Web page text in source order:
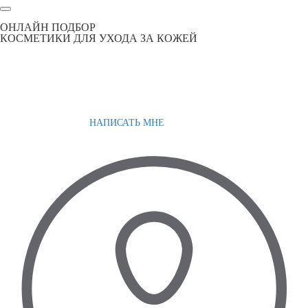
ОНЛАЙН ПОДБОР
КОСМЕТИКИ ДЛЯ УХОДА ЗА КОЖЕЙ
НАПИСАТЬ МНЕ